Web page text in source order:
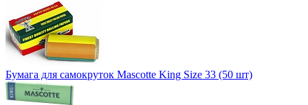
Бумага для самокруток Mascotte King Size 33 (50 шт)